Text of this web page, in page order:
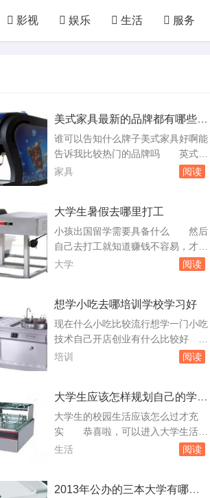
影视 娱乐 生活 服务
美式家具最新的品牌都有哪些啊
性价比高的先考虑
谁可以告知什么牌子美式家具好啊能
告诉我比较热门的品牌吗 英式家
具雕刻细致，一般人都分不出两者的
么它的这种美式家具少，我就不清楚
了。美式家具的品牌也蛮多的，国内
和国外的都有，美克.美家、Legae
g，classic尊尼博家等，这些都是
家具 阅读
大学生暑假去哪里打工
小孩出国留学需要具备什么 然后
自己去打工就知道赚钱不容易，才收
敛的。现在自己工作啦，我就变得好
大了呢，不同年龄段出国的要求也不
太一样的。首先选择一个合适的国
家、一个合适的专业和一个合适的学
校是最重要的，其次无论去哪里读。
大学 阅读
想学小吃去哪培训学校学习好
现在什么小吃比较流行想学一门小吃
技术自己开店创业有什么比较好
在甘肃新东方烹饪学校，众多学子已
上时代潮流就返回学校深造。甘肃新
东方烹饪学校的很多老师都是在大型
餐饮企业工作多年，具有深厚的烹饪
功底，对不同地域的饮食差异都能熟
培训 阅读
大学生应该怎样规划自己的学习
生活工作才觉得充实
大学生的校园生活应该怎么过才充
实 恭喜啦，可以进入大学生活！
我今年毕业，现在正在找工作，楼上
划一下自己四年的学习生活，跟你说
生活 阅读
2013年公办的三本大学有哪些